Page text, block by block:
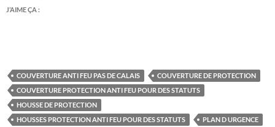
J’AIME ÇA :
COUVERTURE ANTI FEU PAS DE CALAIS
COUVERTURE DE PROTECTION
COUVERTURE PROTECTION ANTI FEU POUR DES STATUTS
HOUSSE DE PROTECTION
HOUSSES PROTECTION ANTI FEU POUR DES STATUTS
PLAN D URGENCE